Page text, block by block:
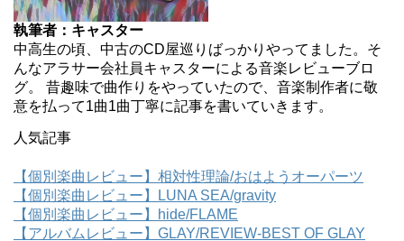
執筆者：キャスター
中高生の頃、中古のCD屋巡りばっかりやってました。そ
んなアラサー会社員キャスターによる音楽レビューブロ
グ。 昔趣味で曲作りをやっていたので、音楽制作者に敬
意を払って1曲1曲丁寧に記事を書いていきます。
人気記事
【個別楽曲レビュー】相対性理論/おはようオーパーツ
【個別楽曲レビュー】LUNA SEA/gravity
【個別楽曲レビュー】hide/FLAME
【アルバムレビュー】GLAY/REVIEW-BEST OF GLAY